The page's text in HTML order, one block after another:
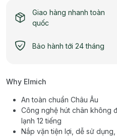
Giao hàng nhanh toàn
quốc
Bảo hành tới 24 tháng
Why Elmich
An toàn chuẩn Châu Âu
Công nghệ hút chân không
lạnh 12 tiếng
Nắp vặn tiện lợi, dễ sử